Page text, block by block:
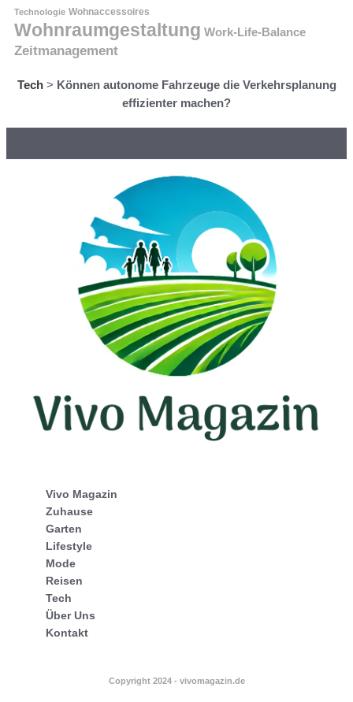
Technologie Wohnaccessoires
Wohnraumgestaltung Work-Life-Balance
Zeitmanagement
Tech> Können autonome Fahrzeuge die Verkehrsplanung
effizienter machen?
Vivo Magazin
Zuhause
Garten
Lifestyle
Mode
Reisen
Tech
Über Uns
Kontakt
Copyright 2024 - vivomagazin.de